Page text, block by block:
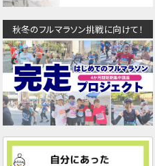
秋冬のフルマラソン挑戦に向けて！